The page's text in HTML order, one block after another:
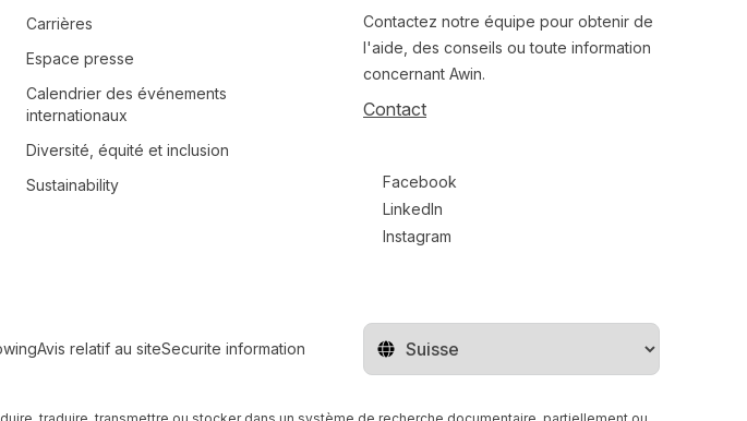
Changer de pays
Contactez notre équipe pour obtenir de
l'aide, des conseils ou toute information
concernant Awin.
Contact
Facebook
LinkedIn
Instagram
Carrières
Espace presse
Calendrier des événements
internationaux
Diversité, équité et inclusion
Sustainability
Avis relatif au siteSecurite information